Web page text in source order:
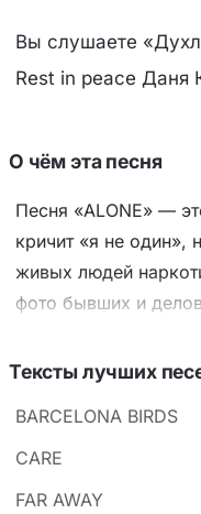
Вы слушаете
Rest in peace Даня
О чём эта песня
Песня «ALONE» —
кричит «я не один»,
живых людей
фото бывших и
респекты, фарм
быть мной»).
нанизывание
Тексты лучших
BARCELONA BIRDS
CARE
FAR AWAY